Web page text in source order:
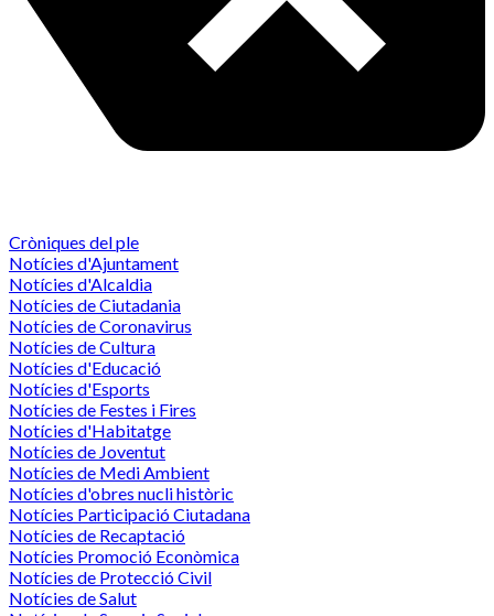
Cròniques del ple
Notícies d'Ajuntament
Notícies d'Alcaldia
Notícies de Ciutadania
Notícies de Coronavirus
Notícies de Cultura
Notícies d'Educació
Notícies d'Esports
Notícies de Festes i Fires
Notícies d'Habitatge
Notícies de Joventut
Notícies de Medi Ambient
Notícies d'obres nucli històric
Notícies Participació Ciutadana
Notícies de Recaptació
Notícies Promoció Econòmica
Notícies de Protecció Civil
Notícies de Salut